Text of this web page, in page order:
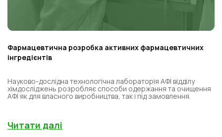
Фармацевтична розробка активних фармацевтичних
інгредієнтів
Науково-дослідна технологічна лабораторія АФІ відділу
хімдосліджень розробляє способи одержання та очищення
АФІ як для власного виробництва, так і під замовлення.
Читати далі